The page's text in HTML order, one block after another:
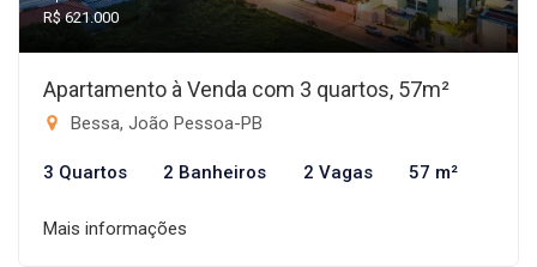
R$ 621.000
Apartamento à Venda com 3 quartos, 57m²
Bessa, João Pessoa-PB
3 Quartos 2 Banheiros 2 Vagas 57 m²
Mais informações